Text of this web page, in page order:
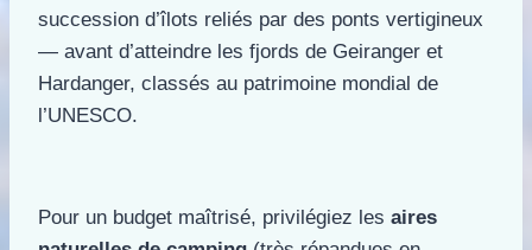
succession d’îlots reliés par des ponts vertigineux
— avant d’atteindre les fjords de Geiranger et
Hardanger, classés au patrimoine mondial de
l’UNESCO.
Pour un budget maîtrisé, privilégiez les aires